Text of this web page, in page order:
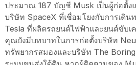
ประมาณ 187 บัญชี Musk เป็นผู้ก่อตั้ง
บริษัท SpaceX ที่เชื่อมโยงกับการเดิน
Tesla ที่ผลิตรถยนต์ไฟฟ้าและยนต์ขับเ
คุณยังมีบทบาทในการก่อตั้งบริษัท
ทรัพยากรสมองและบริษัท The